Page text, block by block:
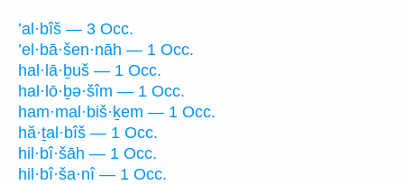
’al·bîš — 3 Occ.
’el·bā·šen·nāh — 1 Occ.
hal·lā·ḇuš — 1 Occ.
hal·lō·ḇə·šîm — 1 Occ.
ham·mal·biš·ḵem — 1 Occ.
hă·ṯal·bîš — 1 Occ.
hil·bî·šāh — 1 Occ.
hil·bî·ša·nî — 1 Occ.